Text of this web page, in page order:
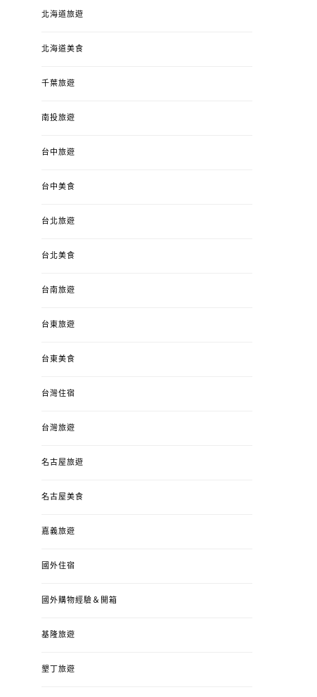
4y3m ：視力檢查、練習犯
錯、認識華德福
北海道旅遊
北海道美食
千葉旅遊
南投旅遊
台中旅遊
台中美食
台北旅遊
台北美食
台南旅遊
台東旅遊
台東美食
台灣住宿
台灣旅遊
名古屋旅遊
名古屋美食
嘉義旅遊
國外住宿
國外購物經驗＆開箱
基隆旅遊
墾丁旅遊